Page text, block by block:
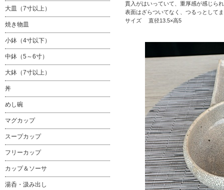
貫入がはいっていて、重厚感が感じら
表面はざらついてなく、つるっとして
サイズ 直径13.5×高5
大皿（7寸以上）
焼き物皿
小鉢（4寸以下）
中鉢（5～6寸）
大鉢（7寸以上）
丼
めし碗
マグカップ
スープカップ
フリーカップ
カップ＆ソーサ
湯呑・汲み出し